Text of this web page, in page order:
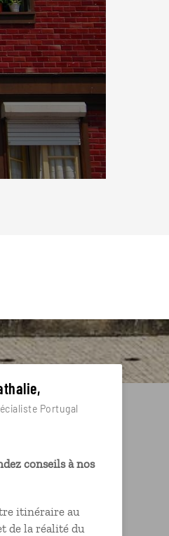
Portugal
conseils à nos
itinéraire au
de la réalité du